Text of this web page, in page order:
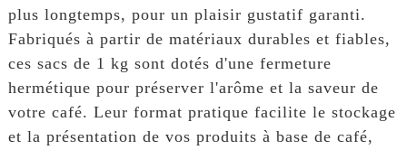
plus longtemps, pour un plaisir gustatif garanti.
Fabriqués à partir de matériaux durables et fiables,
ces sacs de 1 kg sont dotés d'une fermeture
hermétique pour préserver l'arôme et la saveur de
votre café. Leur format pratique facilite le stockage
et la présentation de vos produits à base de café,